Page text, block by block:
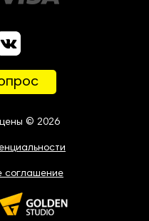
© 2026
соглашение